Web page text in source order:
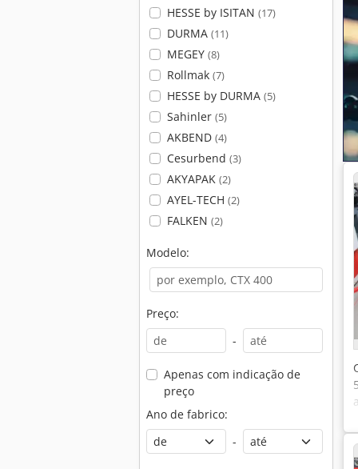
HESSE by ISITAN (17)
DURMA (11)
MEGEY (8)
Rollmak (7)
HESSE by DURMA (5)
Sahinler (5)
AKBEND (4)
Cesurbend (3)
AKYAPAK (2)
AYEL-TECH (2)
FALKEN (2)
Modelo:
Preço:
-
Apenas com indicação de
preço
Ano de fabrico:
-